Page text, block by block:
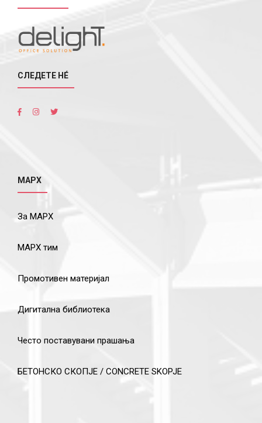
СЛЕДЕТЕ НÉ
МАРХ
За МАРХ
МАРХ тим
Промотивен материјал
Дигитална библиотека
Често поставувани прашања
БЕТОНСКО СКОПЈЕ / CONCRETE SKOPJE